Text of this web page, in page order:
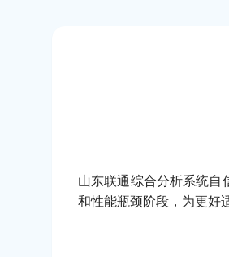
山东联通综合分析系统自
和性能瓶颈阶段，为更好